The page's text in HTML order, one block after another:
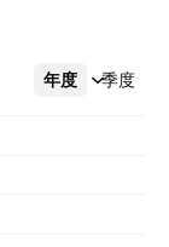
年度 季度
更多